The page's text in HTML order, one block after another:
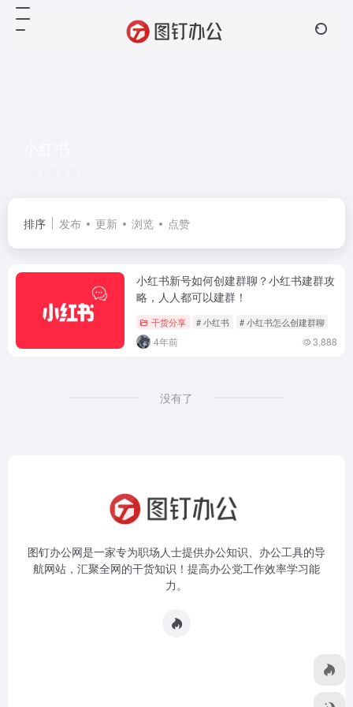
排序 发布 更新 浏览 点赞
小红书新号如何创建群聊？小红书建群攻
略，人人都可以建群！
干货分享 # 小红书 # 小红书怎么创建群聊
4年前 3,888
没有了
图钉办公网是一家专为职场人士提供办公知识、办公工具的导
航网站，汇聚全网的干货知识！提高办公党工作效率学习能
力。